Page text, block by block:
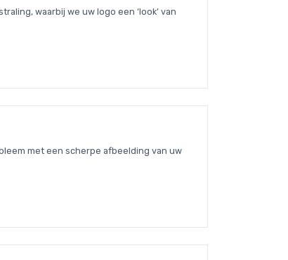
waarbij we uw logo een ‘look’ van
met een scherpe afbeelding van uw